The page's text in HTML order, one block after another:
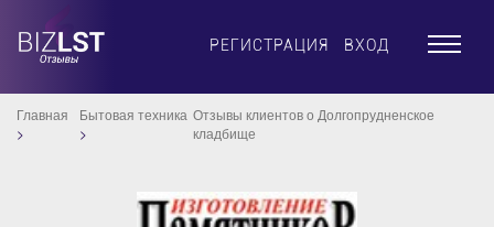
РЕГИСТРАЦИЯ ВХОД ×
Главная Бытовая техника Отзывы клиентов о Долгопрудненское
кладбище